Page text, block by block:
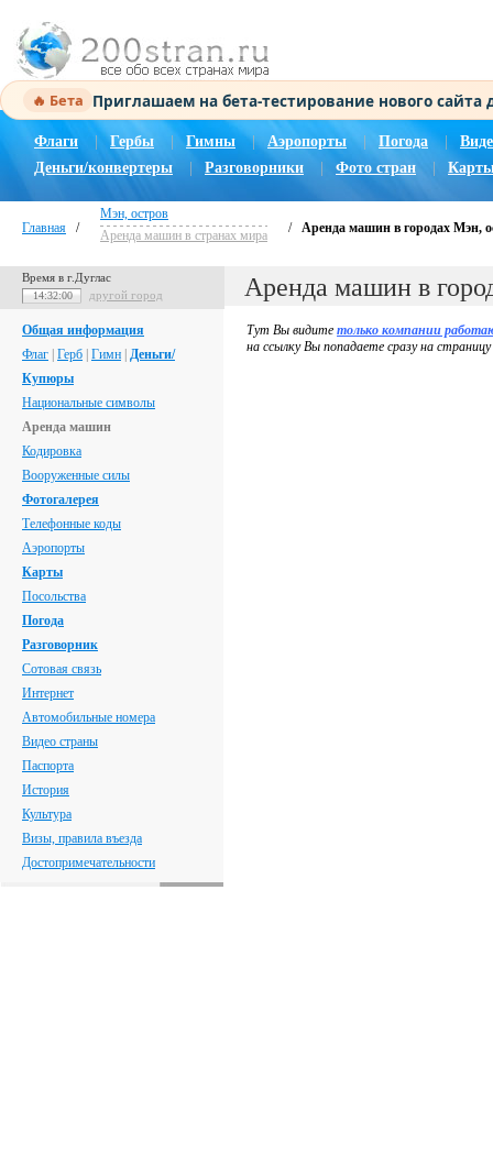
🔥 Бета Приглашаем на бета-тестирование нового
Флаги Гербы Гимны | Аэропорты Погода |
Деньги/конвертеры
Разговорники Фото стран
Главная /
Мэн, остров
Аренда машин в странах мира
/ Аренда машин в городах Мэн,
Время в г.Дуглас
14:32:01 другой город
Общая информация
Флаг Герб Гимн Деньги/
Купюры
Национальные символы
Аренда машин
Кодировка
Вооруженные силы
Фотогалерея
Телефонные коды
Аэропорты
Карты
Посольства
Погода
Разговорник
Сотовая связь
Интернет
Автомобильные номера
Видео страны
Паспорта
История
Культура
Визы, правила въезда
Достопримечательности
Аренда машин в
Тут Вы видите только компании
на ссылку Вы попадаете сразу на